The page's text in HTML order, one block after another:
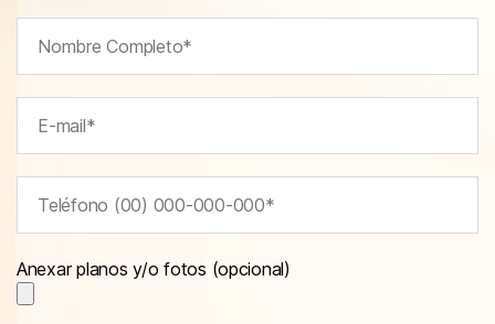
Anexar planos y/o fotos (opcional)